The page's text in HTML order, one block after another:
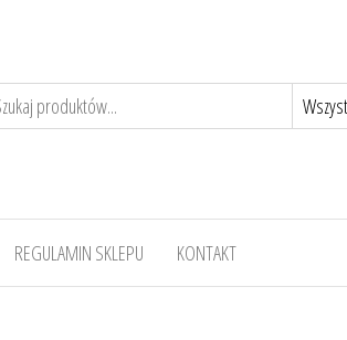
REGULAMIN SKLEPU KONTAKT